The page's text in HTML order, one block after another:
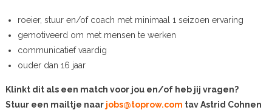
roeier, stuur en/of coach met minimaal 1 seizoen ervaring
gemotiveerd om met mensen te werken
communicatief vaardig
ouder dan 16 jaar
Klinkt dit als een match voor jou en/of heb jij vragen?
Stuur een mailtje naar jobs@toprow.com tav Astrid Cohnen